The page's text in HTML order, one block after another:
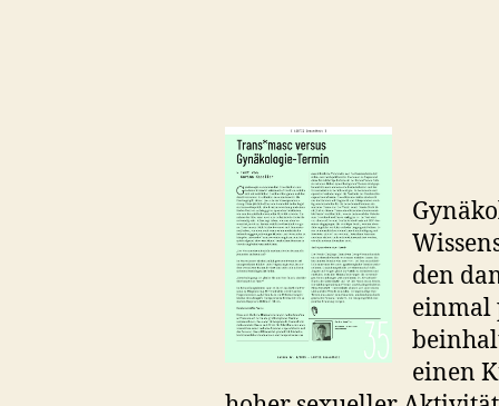
den
einmal
einen